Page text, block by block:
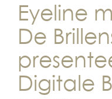
Eyeline
De
Digitale